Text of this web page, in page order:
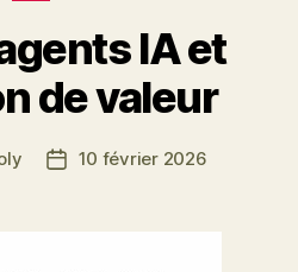
IA et
de valeur
Date10 février 2026